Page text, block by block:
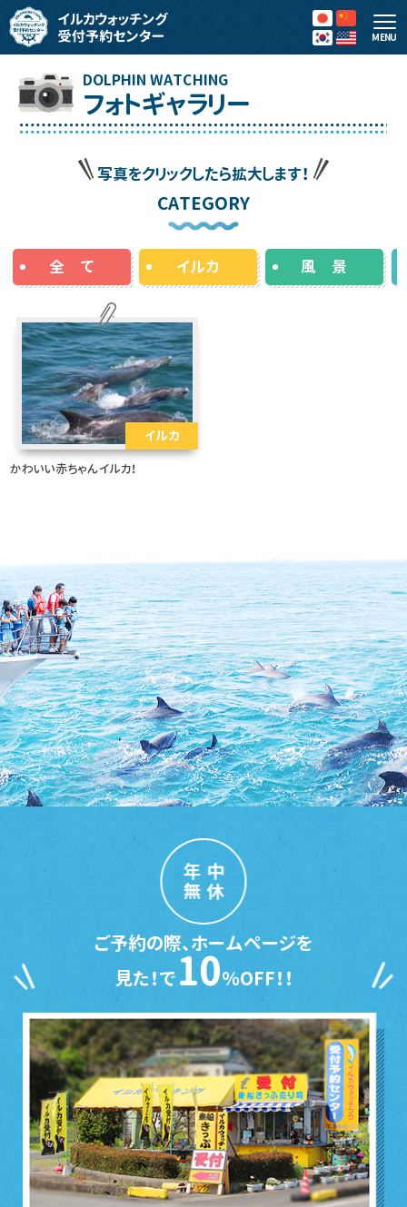
MENU
フォトギャラリー
写真をクリックしたら拡大します！
CATEGORY
全 て イルカ 風 景
イルカ
かわいい赤ちゃんイルカ！
年中
無休
ご予約の際、ホームページを
見た！で10％OFF！！